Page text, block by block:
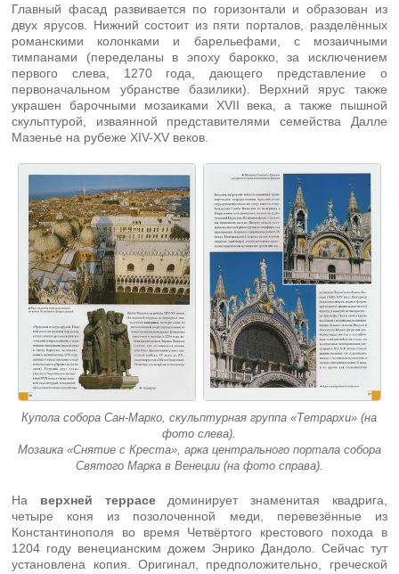
Главный фасад развивается по горизонтали и образован из
двух ярусов. Нижний состоит из пяти порталов, разделённых
романскими колонками и барельефами, с мозаичными
тимпанами (переделаны в эпоху барокко, за исключением
первого слева, 1270 года, дающего представление о
первоначальном убранстве базилики). Верхний ярус также
украшен барочными мозаиками XVII века, а также пышной
скульптурой, изваянной представителями семейства Далле
Мазенье на рубеже XIV-XV веков.
Купола собора Сан-Марко, скульптурная группа «Тетрархи» (на
фото слева).
Мозаика «Снятие с Креста», арка центрального портала собора
Святого Марка в Венеции (на фото справа).
На верхней терраседоминирует знаменитая квадрига,
четыре коня из позолоченной меди, перевезённые из
Константинополя во время Четвёртого крестового похода в
1204 году венецианским дожем Энрико Дандоло. Сейчас тут
установлена копия. Оригинал, предположительно, греческой